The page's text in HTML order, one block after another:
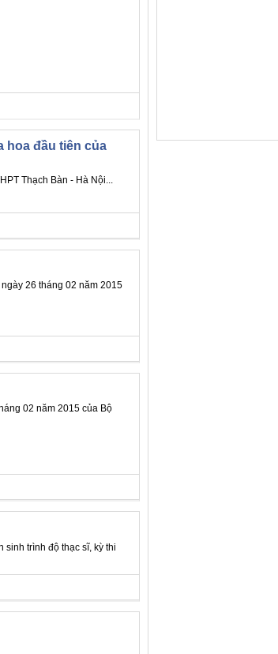
hoa đầu tiên của
Thạch Bàn - Hà Nội...
26 tháng 02 năm 2015
02 năm 2015 của Bộ
trình độ thạc sĩ, kỳ thi